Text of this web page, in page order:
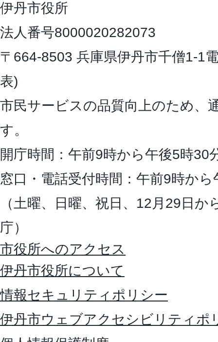
伊丹市役所
法人番号8000020282073
〒664-8503 兵庫県伊丹市千僧1-1
表)
市民サービスの品質向上のため、
す。
開庁時間：午前9時から午後5時30
窓口・電話受付時間：午前9時か
（土曜、日曜、祝日、12月29日
庁）
市役所へのアクセス
伊丹市役所について
情報セキュリティポリシー
伊丹市ウェブアクセシビリティポ